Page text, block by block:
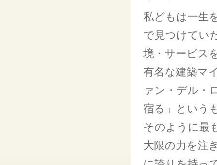
私どもは一生
で見つけてい
境・サービス
有名な建築マ
ァン・デル・
宿る」という
そのように最
大限の力を注